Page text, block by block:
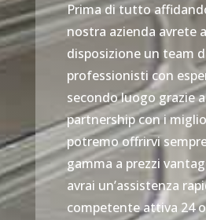
Prima di tutto
nostra azienda avrete
disposizione un team
professionisti con
secondo luogo grazie
partnership con i
potremo offrirvi
gamma a prezzi
avrai un’assistenza
competente attiva 24